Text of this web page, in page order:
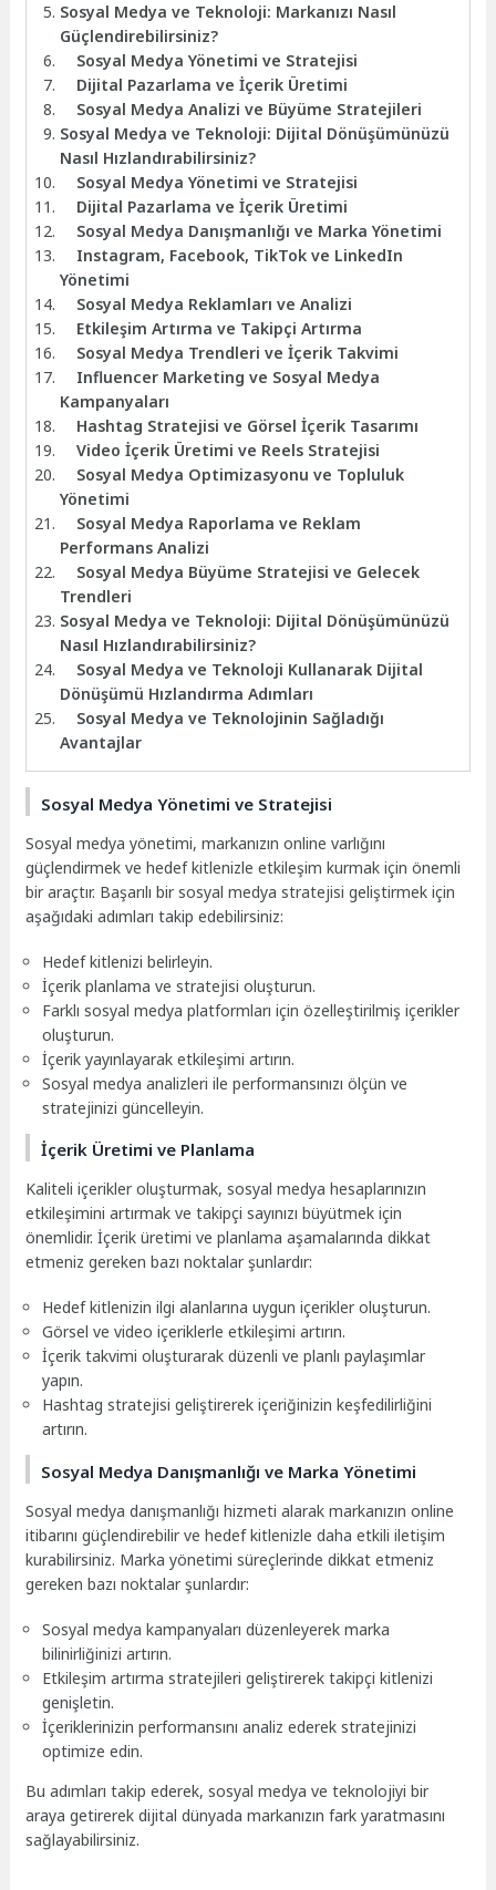
Sosyal Medya ve Teknoloji: Markanızı Nasıl
Güçlendirebilirsiniz?
Sosyal Medya Yönetimi ve Stratejisi
Dijital Pazarlama ve İçerik Üretimi
Sosyal Medya Analizi ve Büyüme Stratejileri
Sosyal Medya ve Teknoloji: Dijital Dönüşümünüzü
Nasıl Hızlandırabilirsiniz?
Sosyal Medya Yönetimi ve Stratejisi
Dijital Pazarlama ve İçerik Üretimi
Sosyal Medya Danışmanlığı ve Marka Yönetimi
Instagram, Facebook, TikTok ve LinkedIn
Yönetimi
Sosyal Medya Reklamları ve Analizi
Etkileşim Artırma ve Takipçi Artırma
Sosyal Medya Trendleri ve İçerik Takvimi
Influencer Marketing ve Sosyal Medya
Kampanyaları
Hashtag Stratejisi ve Görsel İçerik Tasarımı
Video İçerik Üretimi ve Reels Stratejisi
Sosyal Medya Optimizasyonu ve Topluluk
Yönetimi
Sosyal Medya Raporlama ve Reklam
Performans Analizi
Sosyal Medya Büyüme Stratejisi ve Gelecek
Trendleri
Sosyal Medya ve Teknoloji: Dijital Dönüşümünüzü
Nasıl Hızlandırabilirsiniz?
Sosyal Medya ve Teknoloji Kullanarak Dijital
Dönüşümü Hızlandırma Adımları
Sosyal Medya ve Teknolojinin Sağladığı
Avantajlar
Sosyal Medya Yönetimi ve Stratejisi
Sosyal medya yönetimi, markanızın online varlığını
güçlendirmek ve hedef kitlenizle etkileşim kurmak için önemli
bir araçtır. Başarılı bir sosyal medya stratejisi geliştirmek için
aşağıdaki adımları takip edebilirsiniz:
Hedef kitlenizi belirleyin.
İçerik planlama ve stratejisi oluşturun.
Farklı sosyal medya platformları için özelleştirilmiş içerikler
oluşturun.
İçerik yayınlayarak etkileşimi artırın.
Sosyal medya analizleri ile performansınızı ölçün ve
stratejinizi güncelleyin.
İçerik Üretimi ve Planlama
Kaliteli içerikler oluşturmak, sosyal medya hesaplarınızın
etkileşimini artırmak ve takipçi sayınızı büyütmek için
önemlidir. İçerik üretimi ve planlama aşamalarında dikkat
etmeniz gereken bazı noktalar şunlardır:
Hedef kitlenizin ilgi alanlarına uygun içerikler oluşturun.
Görsel ve video içeriklerle etkileşimi artırın.
İçerik takvimi oluşturarak düzenli ve planlı paylaşımlar
yapın.
Hashtag stratejisi geliştirerek içeriğinizin keşfedilirliğini
artırın.
Sosyal Medya Danışmanlığı ve Marka Yönetimi
Sosyal medya danışmanlığı hizmeti alarak markanızın online
itibarını güçlendirebilir ve hedef kitlenizle daha etkili iletişim
kurabilirsiniz. Marka yönetimi süreçlerinde dikkat etmeniz
gereken bazı noktalar şunlardır:
Sosyal medya kampanyaları düzenleyerek marka
bilinirliğinizi artırın.
Etkileşim artırma stratejileri geliştirerek takipçi kitlenizi
genişletin.
İçeriklerinizin performansını analiz ederek stratejinizi
optimize edin.
Bu adımları takip ederek, sosyal medya ve teknolojiyi bir
araya getirerek dijital dünyada markanızın fark yaratmasını
sağlayabilirsiniz.